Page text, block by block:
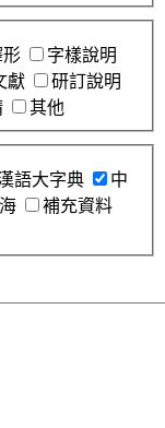
形
字樣說明
獻
研訂說明
其他
語大字典
中
補充資料